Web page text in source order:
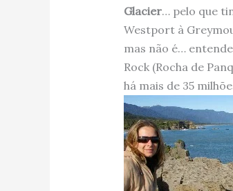
Glacier… pelo que
Westport à
mas não é…
Rock (Rocha de
há mais de 35